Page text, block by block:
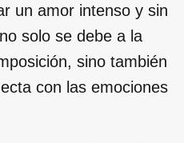
un amor intenso y sin
solo se debe a la
sino también
con las emociones